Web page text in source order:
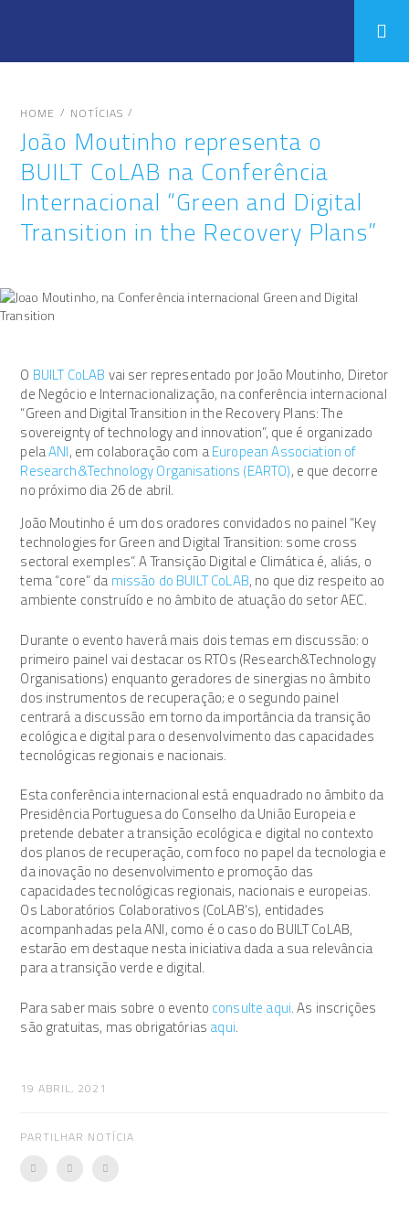
HOME / NOTÍCIAS /
João Moutinho representa o
BUILT CoLAB na Conferência
Internacional “Green and Digital
Transition in the Recovery Plans”
19 ABRIL, 2021
PARTILHAR NOTÍCIA
O BUILT CoLABvai ser representado por João Moutinho, Diretor
de Negócio e Internacionalização, na conferência internacional
“Green and Digital Transition in the Recovery Plans: The
sovereignty of technology and innovation”, que é organizado
pelaANI, em colaboração com aEuropean Association of
Research&Technology Organisations (EARTO), e que decorre
no próximo dia 26 de abril.
João Moutinho é um dos oradores convidados no painel “Key
technologies for Green and Digital Transition: some cross
sectoral exemples”. A Transição Digital e Climática é, aliás, o
tema “core” damissão do BUILT CoLAB, no que diz respeito ao
ambiente construído e no âmbito de atuação do setor AEC.
Durante o evento haverá mais dois temas em discussão: o
primeiro painel vai destacar os RTOs (Research&Technology
Organisations) enquanto geradores de sinergias no âmbito
dos instrumentos de recuperação; e o segundo painel
centrará a discussão em torno da importância da transição
ecológica e digital para o desenvolvimento das capacidades
tecnológicas regionais e nacionais.
Esta conferência internacional está enquadrado no âmbito da
Presidência Portuguesa do Conselho da União Europeia e
pretende debater a transição ecológica e digital no contexto
dos planos de recuperação, com foco no papel da tecnologia e
da inovação no desenvolvimento e promoção das
capacidades tecnológicas regionais, nacionais e europeias.
Os Laboratórios Colaborativos (CoLAB’s), entidades
acompanhadas pela ANI, como é o caso do BUILT CoLAB,
estarão em destaque nesta iniciativa dada a sua relevância
para a transição verde e digital.
Para saber mais sobre o eventoconsulte aqui. As inscrições
são gratuitas, mas obrigatóriasaqui.